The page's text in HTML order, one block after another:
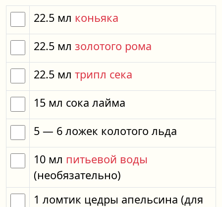
22.5 мл коньяка
22.5 мл золотого рома
22.5 мл трипл сека
15 мл сока лайма
5 — 6 ложек колотого льда
10 мл питьевой воды
(необязательно)
1 ломтик цедры апельсина (для